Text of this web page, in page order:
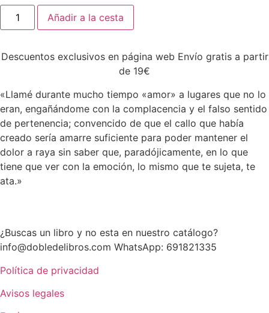
Amoratado
cantidad
Añadir a la cesta
Descuentos exclusivos en página web Envío gratis a partir
de 19€
«Llamé durante mucho tiempo «amor» a lugares que no lo
eran, engañándome con la complacencia y el falso sentido
de pertenencia; convencido de que el callo que había
creado sería amarre suficiente para poder mantener el
dolor a raya sin saber que, paradójicamente, en lo que
tiene que ver con la emoción, lo mismo que te sujeta, te
ata.»
¿Buscas un libro y no esta en nuestro catálogo?
info@dobledelibros.com WhatsApp: 691821335
Política de privacidad
Avisos legales